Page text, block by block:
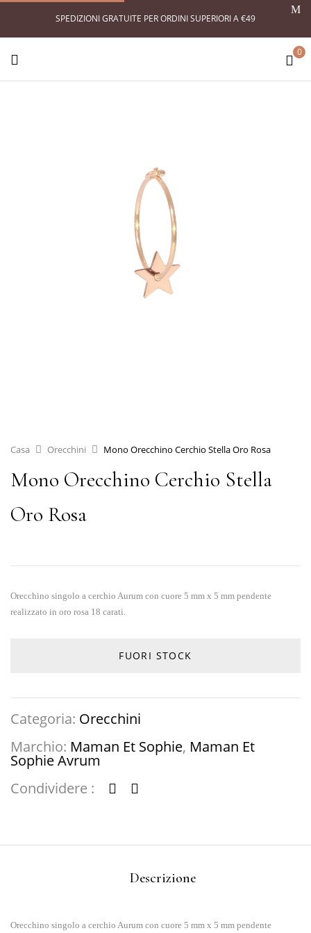
SPEDIZIONI GRATUITE PER ORDINI SUPERIORI A €49
0
Casa Orecchini Mono Orecchino Cerchio Stella Oro Rosa
Mono Orecchino Cerchio Stella
Oro Rosa
Orecchino singolo a cerchio Aurum con cuore 5 mm x 5 mm pendente
realizzato in oro rosa 18 carati.
FUORI STOCK
Categoria: Orecchini
Marchio: Maman Et Sophie, Maman Et
Sophie Avrum
Condividere :
Descrizione
Orecchino singolo a cerchio Aurum con cuore 5 mm x 5 mm pendente